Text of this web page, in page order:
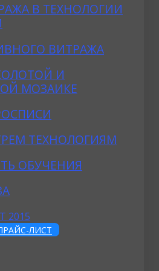
В ТЕХНОЛОГИИ
ВИТРАЖА
И
МОЗАИКЕ
ТЕХНОЛОГИЯМ
ОБУЧЕНИЯ
2015
ЛИСТ